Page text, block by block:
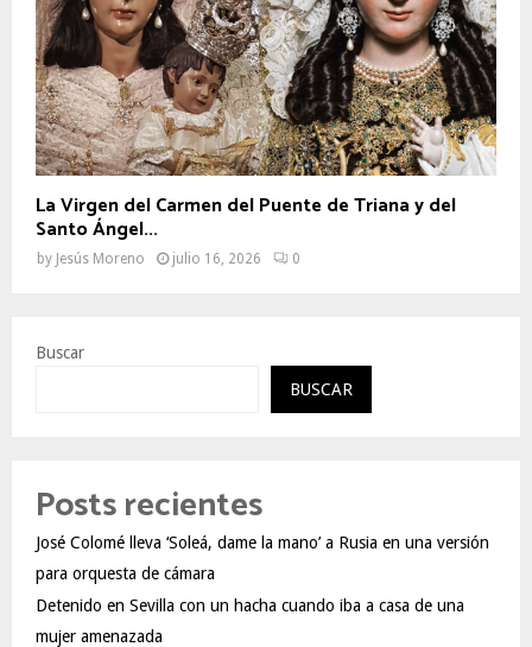
La Virgen del Carmen del Puente de Triana y del
Santo Ángel...
by Jesús Moreno julio 16, 2026 0
Buscar
BUSCAR
Posts recientes
José Colomé lleva ‘Soleá, dame la mano’ a Rusia en una versión
para orquesta de cámara
Detenido en Sevilla con un hacha cuando iba a casa de una
mujer amenazada